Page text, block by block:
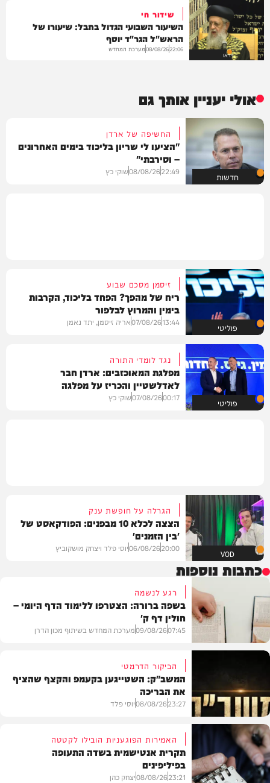
וידאו
שידור חי
השיעור השבועי הגדול בתבל: שיעורו של
הראש"ל הגר"ד יוסף
22:06
08/08/26מערכת המחדש
אולי יעניין אותך גם
חדשות
החשיפה של ארדן
"הציעו לי שריון בליכוד בימים האחרונים
– וסירבתי"
22:49
08/08/26שוקי כץ
פוליטי
זיסמן מסכם שבוע
ריח של מהפך? הפחד בליכוד, הקרבות
בימין והמרוץ לבלפור
13:44
07/08/26אריה זיסמן, יתד נאמן
פוליטי
נגד לומדי התורה
מפלגת המאוכזבים: ארדן חבר
לאדלשטיין והכריז על מפלגה
00:17
07/08/26שוקי כץ
VOD
הגרלה על חופשת ענק
הצצה לכלא 10 מבפנים: הפודקאסט של
'בין הזמנים'
20:00
06/08/26יוסי פלד ויצחק מושקוביץ
כתבות נוספות
בית המדרש
רגע לנשמה
בשפה ברורה: הצטרפו ללימוד הדף היומי –
חולין דף ק'
07:45
09/08/26מערכת המחדש בשיתוף מכון הדרן
המשב"ק
הביקור הדרמטי
המשב"ק: השטייגען בקעמפ והקצף שהציף
את הבריכה
23:27
08/08/26יוסי פלד
האמירות הפוגעניות הובילו לקטטה
תקרית אנטישמית בשדה התעופה
בפיליפינים
23:21
08/08/26יצחק כהן